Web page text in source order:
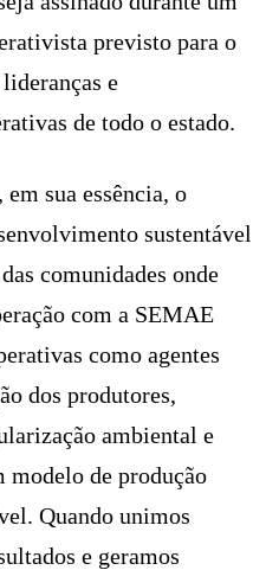
previsto para o
e
de todo o estado.
sua essência, o
sustentável
comunidades onde
com a SEMAE
como agentes
dos produtores,
ambiental e
modelo de produção
Quando unimos
e geramos